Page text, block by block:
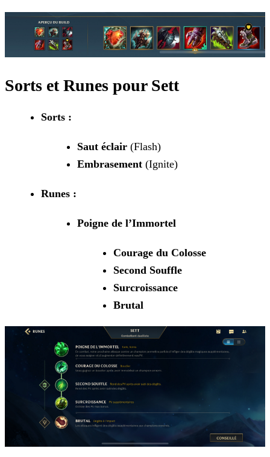
Sorts et Runes pour Sett
Sorts :
Saut éclair (Flash)
Embrasement (Ignite)
Runes :
Poigne de l’Immortel
Courage du Colosse
Second Souffle
Surcroissance
Brutal